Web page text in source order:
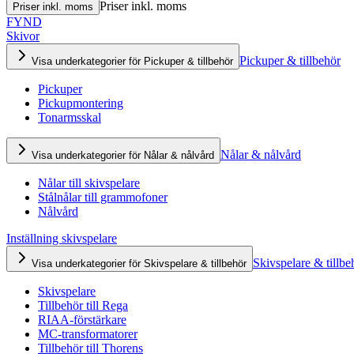
Priser inkl. moms Priser inkl. moms
FYND
Skivor
Visa underkategorier för Pickuper & tillbehör Pickuper & tillbehör
Pickuper
Pickupmontering
Tonarmsskal
Visa underkategorier för Nålar & nålvård Nålar & nålvård
Nålar till skivspelare
Stålnålar till grammofoner
Nålvård
Inställning skivspelare
Visa underkategorier för Skivspelare & tillbehör Skivspelare &
Skivspelare
Tillbehör till Rega
RIAA-förstärkare
MC-transformatorer
Tillbehör till Thorens